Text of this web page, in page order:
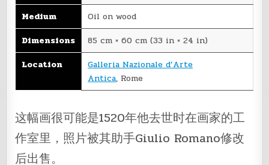
Medium
Oil on wood
Dimensions
85 cm × 60 cm (33 in × 24 in)
Location
Galleria Nazionale d’Arte
Antica, Rome
这幅画很可能是1520年他去世时在画家的工
作室里，照片被其助手Giulio Romano修改
后出售。